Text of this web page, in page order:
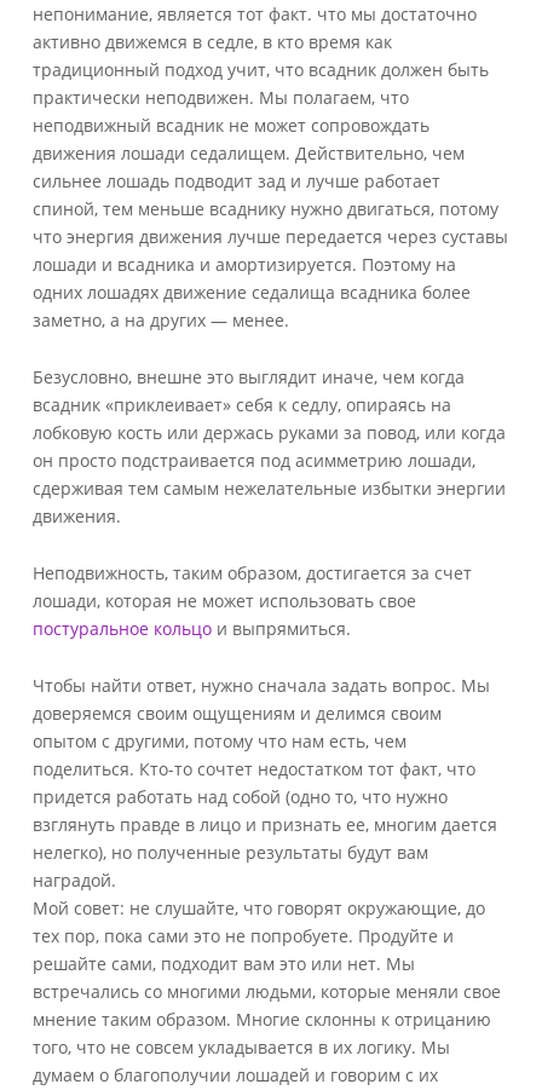
непонимание, является тот факт. что мы достаточно
активно движемся в седле, в кто время как
традиционный подход учит, что всадник должен быть
практически неподвижен. Мы полагаем, что
неподвижный всадник не может сопровождать
движения лошади седалищем. Действительно, чем
сильнее лошадь подводит зад и лучше работает
спиной, тем меньше всаднику нужно двигаться, потому
что энергия движения лучше передается через суставы
лошади и всадника и амортизируется. Поэтому на
одних лошадях движение седалища всадника более
заметно, а на других — менее.
Безусловно, внешне это выглядит иначе, чем когда
всадник «приклеивает» себя к седлу, опираясь на
лобковую кость или держась руками за повод, или когда
он просто подстраивается под асимметрию лошади,
сдерживая тем самым нежелательные избытки энергии
движения.
Неподвижность, таким образом, достигается за счет
лошади, которая не может использовать свое
постуральное кольцои выпрямиться.
Чтобы найти ответ, нужно сначала задать вопрос. Мы
доверяемся своим ощущениям и делимся своим
опытом с другими, потому что нам есть, чем
поделиться. Кто-то сочтет недостатком тот факт, что
придется работать над собой (одно то, что нужно
взглянуть правде в лицо и признать ее, многим дается
нелегко), но полученные результаты будут вам
наградой.
Мой совет: не слушайте, что говорят окружающие, до
тех пор, пока сами это не попробуете. Продуйте и
решайте сами, подходит вам это или нет. Мы
встречались со многими людьми, которые меняли свое
мнение таким образом. Многие склонны к отрицанию
того, что не совсем укладывается в их логику. Мы
думаем о благополучии лошадей и говорим с их